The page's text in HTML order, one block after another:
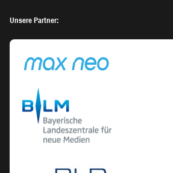
Unsere Partner: